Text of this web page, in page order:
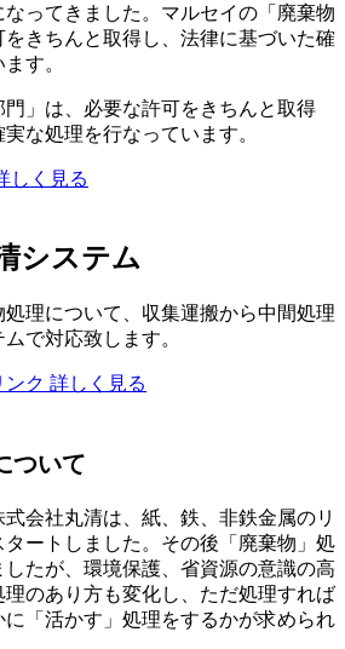
なってきました。マルセイの「廃棄物
きちんと取得し、法律に基づいた確
す。
」は、必要な許可をきちんと取得
な処理を行なっています。
しく見る
システム
理について、収集運搬から中間処理
で対応致します。
詳しく見る
ついて
会社丸清は、紙、鉄、非鉄金属のリ
ートしました。その後「廃棄物」処
たが、環境保護、省資源の意識の高
理のあり方も変化し、ただ処理すれば
「活かす」処理をするかが求められ